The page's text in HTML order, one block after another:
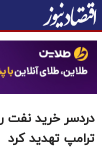
دردسر خرید نفت
ترامپ تهدید کرد